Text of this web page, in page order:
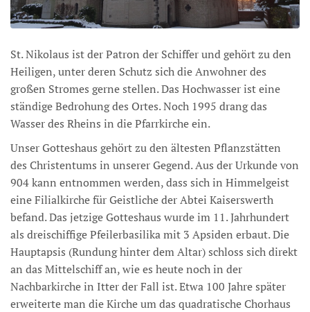
St. Nikolaus ist der Patron der Schiffer und gehört zu den
Heiligen, unter deren Schutz sich die Anwohner des
großen Stromes gerne stellen. Das Hochwasser ist eine
ständige Bedrohung des Ortes. Noch 1995 drang das
Wasser des Rheins in die Pfarrkirche ein.
Unser Gotteshaus gehört zu den ältesten Pflanzstätten
des Christentums in unserer Gegend. Aus der Urkunde von
904 kann entnommen werden, dass sich in Himmelgeist
eine Filialkirche für Geistliche der Abtei Kaiserswerth
befand. Das jetzige Gotteshaus wurde im 11. Jahrhundert
als dreischiffige Pfeilerbasilika mit 3 Apsiden erbaut. Die
Hauptapsis (Rundung hinter dem Altar) schloss sich direkt
an das Mittelschiff an, wie es heute noch in der
Nachbarkirche in Itter der Fall ist. Etwa 100 Jahre später
erweiterte man die Kirche um das quadratische Chorhaus